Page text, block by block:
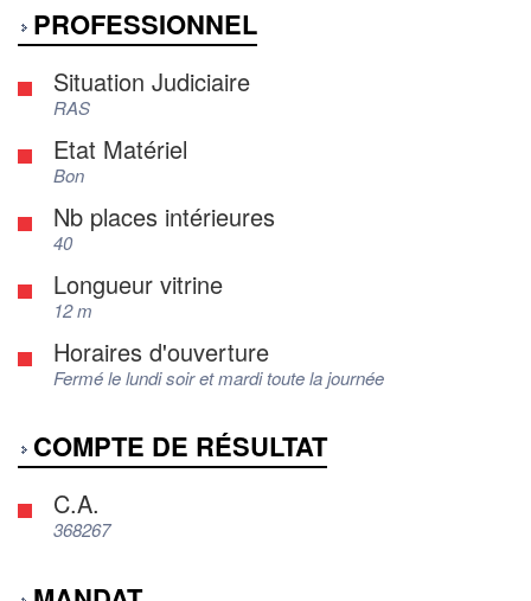
PROFESSIONNEL
Situation Judiciaire
RAS
Etat Matériel
Bon
Nb places intérieures
40
Longueur vitrine
12 m
Horaires d'ouverture
Fermé le lundi soir et mardi toute la journée
COMPTE DE RÉSULTAT
C.A.
368267